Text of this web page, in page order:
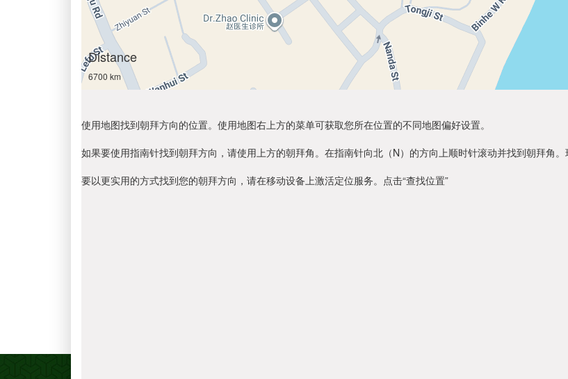
Distance
6700 km
使用地图找到朝拜方向的位置。使用地图右上方的菜单可获取您所在位置的不同地图偏好设置。
如果要使用指南针找到朝拜方向，请使用上方的朝拜角。在指南针向北（N）的方向上顺时针滚动并找到朝拜角。
要以更实用的方式找到您的朝拜方向，请在移动设备上激活定位服务。点击“查找位置”